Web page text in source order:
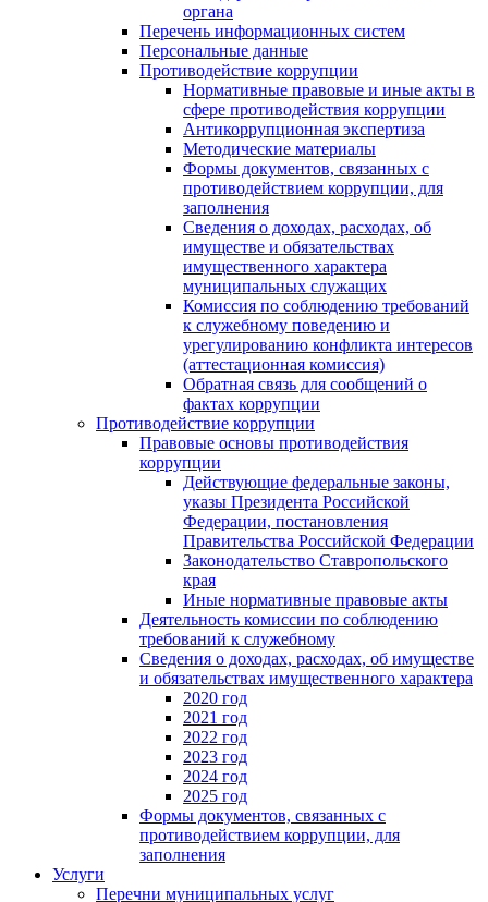
органа
Перечень информационных систем
Персональные данные
Противодействие коррупции
Нормативные правовые и иные акты в
сфере противодействия коррупции
Антикоррупционная экспертиза
Методические материалы
Формы документов, связанных с
противодействием коррупции, для
заполнения
Сведения о доходах, расходах, об
имуществе и обязательствах
имущественного характера
муниципальных служащих
Комиссия по соблюдению требований
к служебному поведению и
урегулированию конфликта интересов
(аттестационная комиссия)
Обратная связь для сообщений о
фактах коррупции
Противодействие коррупции
Правовые основы противодействия
коррупции
Действующие федеральные законы,
указы Президента Российской
Федерации, постановления
Правительства Российской Федерации
Законодательство Ставропольского
края
Иные нормативные правовые акты
Деятельность комиссии по соблюдению
требований к служебному
Сведения о доходах, расходах, об имуществе
и обязательствах имущественного характера
2020 год
2021 год
2022 год
2023 год
2024 год
2025 год
Формы документов, связанных с
противодействием коррупции, для
заполнения
Услуги
Перечни муниципальных услуг